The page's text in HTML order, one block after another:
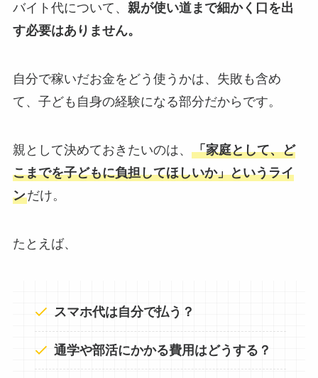
バイト代について、 親が使い道まで細かく口を出
す必要はありません。
自分で稼いだお金をどう使うかは、失敗も含め
て、子ども自身の経験になる部分だからです。
親として決めておきたいのは、 「家庭として、ど
こまでを子どもに負担してほしいか」というライ
ンだけ。
たとえば、
スマホ代は自分で払う？
通学や部活にかかる費用はどうする？